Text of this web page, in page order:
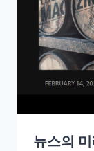
뉴스의